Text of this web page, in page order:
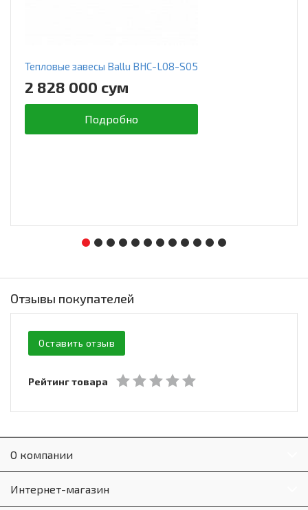
Тепловые завесы Ballu BHC-L08-S05
2 828 000 сум
Подробно
Отзывы покупателей
Оставить отзыв
Рейтинг товара
О компании
Интернет-магазин